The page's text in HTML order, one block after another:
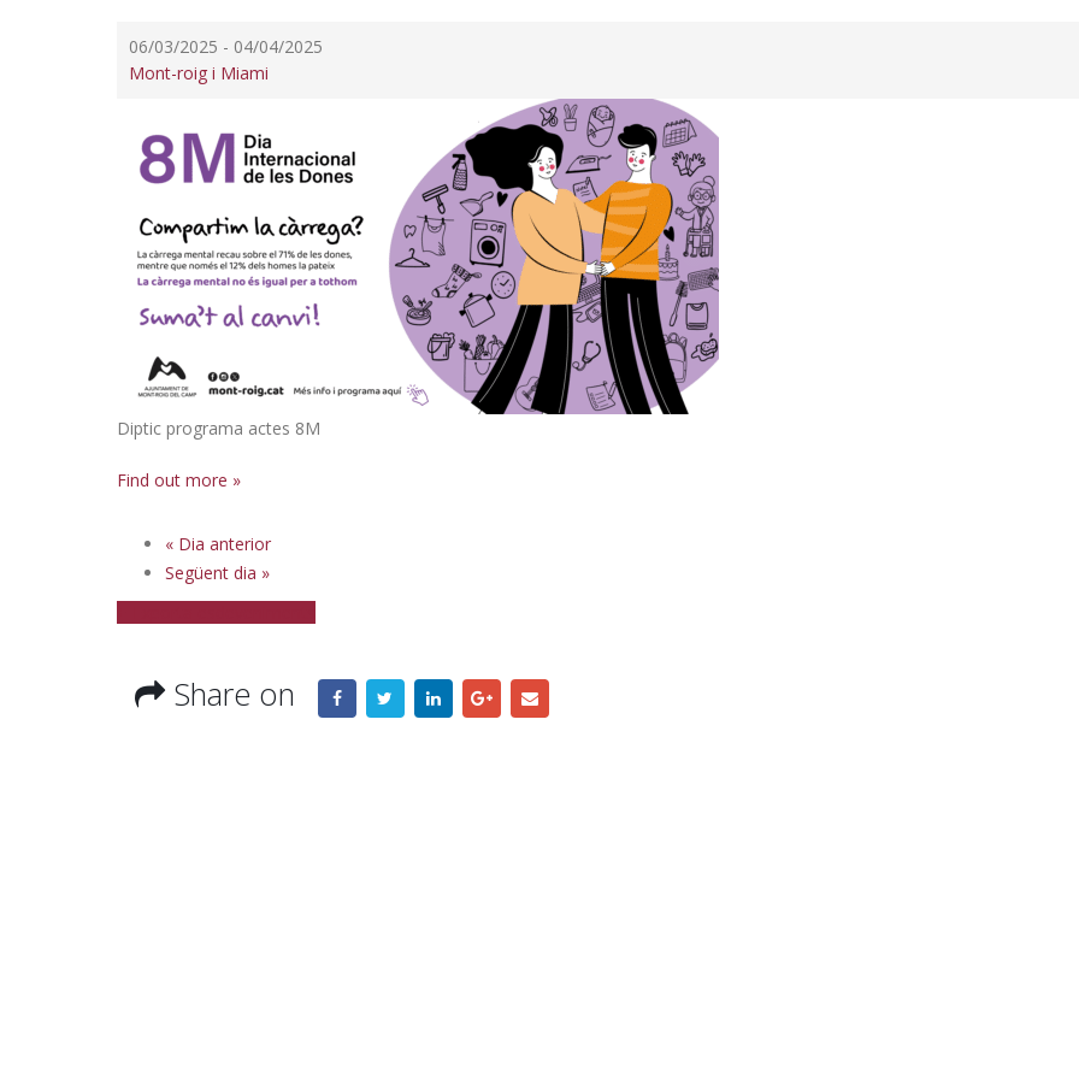
06/03/2025 - 04/04/2025
Mont-roig i Miami
Diptic programa actes 8M
Find out more »
« Dia anterior
Següent dia »
Share on
La Fira de Mont-roig del Camp
tanca una 143a edició
participació ciutadana
04/08/2026
del Camp
31/07/2026